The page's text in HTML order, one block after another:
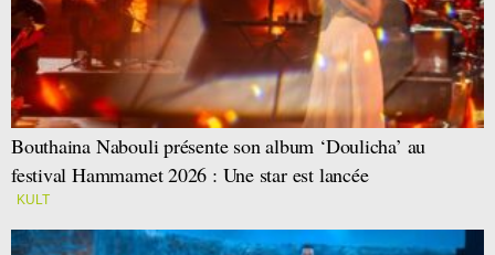
Bouthaina Nabouli présente son album ‘Doulicha’ au
festival Hammamet 2026 : Une star est lancée
KULT